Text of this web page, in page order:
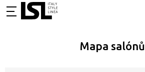
Mapa salónů